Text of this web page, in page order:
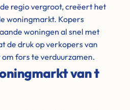
regio vergroot, creëert het
woningmarkt. Kopers
woningen al snel met
de druk op verkopers van
fors te verduurzamen.
van t